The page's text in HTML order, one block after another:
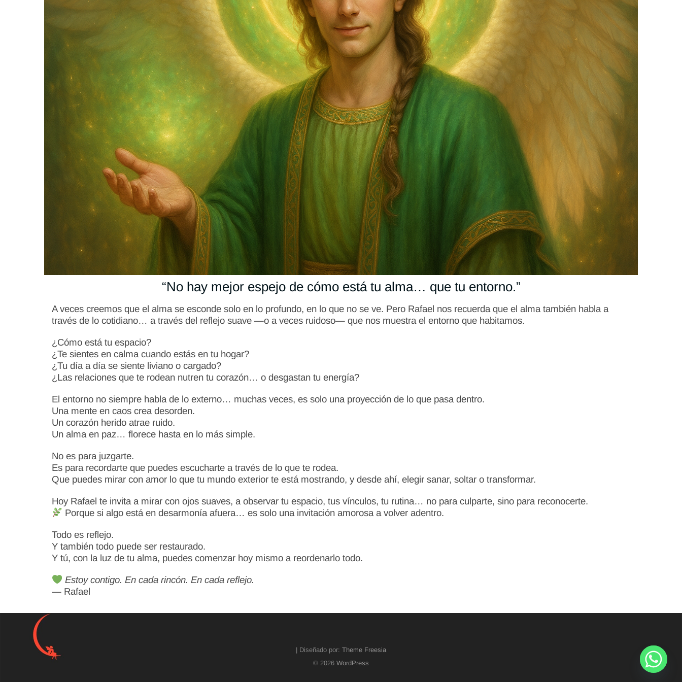
“No hay mejor espejo de cómo está tu alma… que tu entorno.”
A veces creemos que el alma se esconde solo en lo profundo, en lo que no se ve. Pero Rafael nos recuerda que el alma también habla a
través de lo cotidiano… a través del reflejo suave —o a veces ruidoso— que nos muestra el entorno que habitamos.
¿Cómo está tu espacio?
¿Te sientes en calma cuando estás en tu hogar?
¿Tu día a día se siente liviano o cargado?
¿Las relaciones que te rodean nutren tu corazón… o desgastan tu energía?
El entorno no siempre habla de lo externo… muchas veces, es solo una proyección de lo que pasa dentro.
Una mente en caos crea desorden.
Un corazón herido atrae ruido.
Un alma en paz… florece hasta en lo más simple.
No es para juzgarte.
Es para recordarte que puedes escucharte a través de lo que te rodea.
Que puedes mirar con amor lo que tu mundo exterior te está mostrando, y desde ahí, elegir sanar, soltar o transformar.
Hoy Rafael te invita a mirar con ojos suaves, a observar tu espacio, tus vínculos, tu rutina… no para culparte, sino para reconocerte.
Porque si algo está en desarmonía afuera… es solo una invitación amorosa a volver adentro.
Todo es reflejo.
Y también todo puede ser restaurado.
Y tú, con la luz de tu alma, puedes comenzar hoy mismo a reordenarlo todo.
Estoy contigo. En cada rincón. En cada reflejo.
— Rafael
| Diseñado por: Theme Freesia
© 2026 WordPress